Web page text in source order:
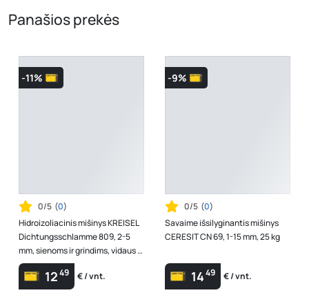
Panašios prekės
-11%
0/5 (0)
Hidroizoliacinis mišinys KREISEL
Dichtungsschlamme 809, 2-5
mm, sienoms ir grindims, vidaus ir
išorės darbams, 25 kg
1249 € / vnt.
-9%
0/5 (0)
Savaime išsilyginantis mišinys
CERESIT CN 69, 1-15 mm, 25 kg
1449 € / vnt.